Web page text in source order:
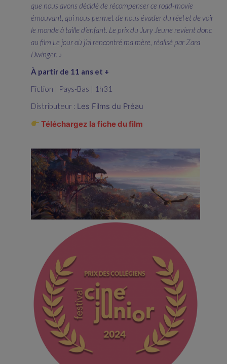
que nous avons décidé de récompenser ce road-movie
émouvant, qui nous permet de nous évader du réel et de voir
le monde à taille d’enfant. Le prix du Jury Jeune revient donc
au film Le jour où j’ai rencontré ma mère, réalisé par Zara
Dwinger. »
À partir de 11 ans et +
Fiction | Pays-Bas | 1h31
Distributeur : Les Films du Préau
Téléchargez la fiche du film